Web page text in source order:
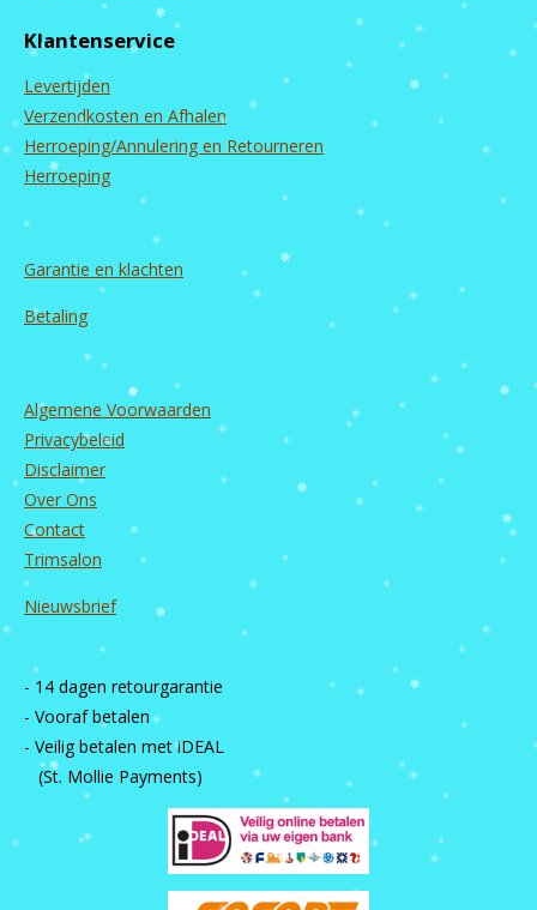
o
k
g
a
m
b
Klantenservice
Levertijden
Verzendkosten en Afhalen
Herroeping/Annulering en Retourneren
Herroeping
Garantie en klachten
Betaling
Algemene Voorwaarden
Privacybeleid
Disclaimer
Over Ons
Contact
Trimsalon
Nieuwsbrief
- 14 dagen retourgarantie
- Vooraf betalen
- Veilig betalen met iDEAL
(St. Mollie Payments)